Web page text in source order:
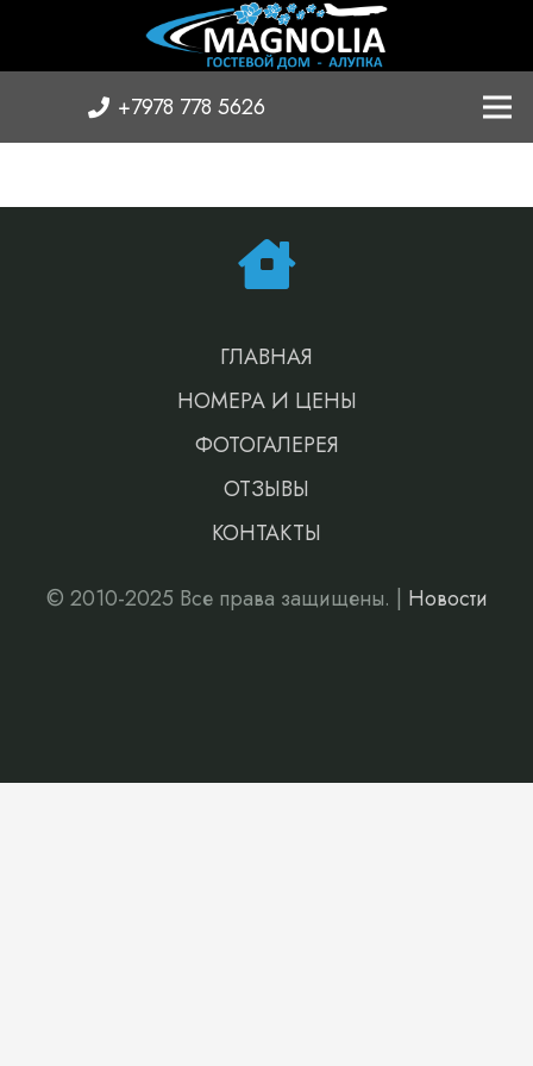
+7978 778 5626
ГЛАВНАЯ
НОМЕРА И ЦЕНЫ
ФОТОГАЛЕРЕЯ
ОТЗЫВЫ
КОНТАКТЫ
© 2010-2025 Все права защищены. | Новости